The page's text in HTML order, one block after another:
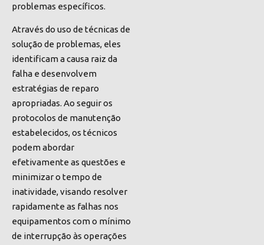
problemas específicos.
Através do uso de técnicas de
solução de problemas, eles
identificam a causa raiz da
falha e desenvolvem
estratégias de reparo
apropriadas. Ao seguir os
protocolos de manutenção
estabelecidos, os técnicos
podem abordar
efetivamente as questões e
minimizar o tempo de
inatividade, visando resolver
rapidamente as falhas nos
equipamentos com o mínimo
de interrupção às operações